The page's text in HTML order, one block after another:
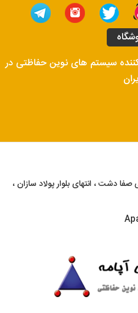
سیستم های نوین حفاظتی در
دشت ، انتهای بلوار پولاد سازان ،